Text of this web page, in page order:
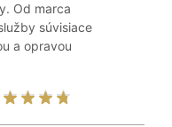
Od marca
súvisiace
a opravou